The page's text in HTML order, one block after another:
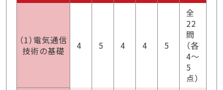
（1）電気通信
技術の基礎
4 5 4 4 5
全
22
問
（各
4～
5
点）